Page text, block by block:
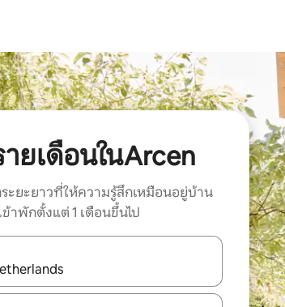
ยเดือนในArcen
ยะยาวที่ให้ความรู้สึกเหมือนอยู่บ้าน
ข้าพักตั้งแต่ 1 เดือนขึ้นไป
ลง หรือใช้การสัมผัสหรือปัด เพื่อสำรวจผลการค้นหา